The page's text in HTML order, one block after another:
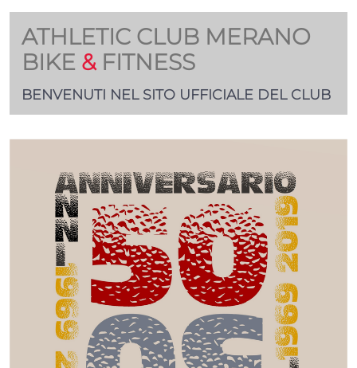
ATHLETIC CLUB MERANO
BIKE &FITNESS
BENVENUTI NEL SITO UFFICIALE DEL CLUB